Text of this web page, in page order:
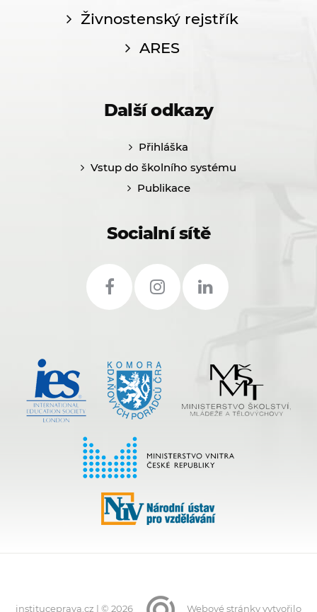
Živnostenský rejstřík
ARES
Další odkazy
Přihláška
Vstup do školního systému
Publikace
Socialní sítě
instituceprava.cz | © 2026 Webové stránkyvytvořilo